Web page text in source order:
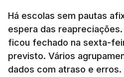
Há escolas sem pautas
espera das
ficou fechado na sexta-
previsto. Vários
dados com atraso e erros.